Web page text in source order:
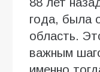
года, была
область.
важным